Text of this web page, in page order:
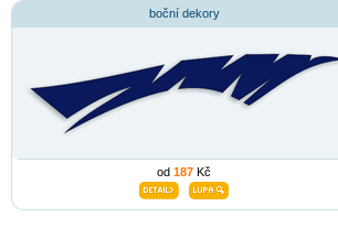
boční dekory
od 187 Kč